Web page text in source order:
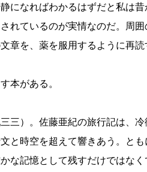
になればわかるはずだと私は
れているのが実情なのだ。周
章を、薬を服用するように再読
本がある。
三）。佐藤亜紀の旅行記は、
と時空を超えて響きあう。と
な記憶として残すだけではな